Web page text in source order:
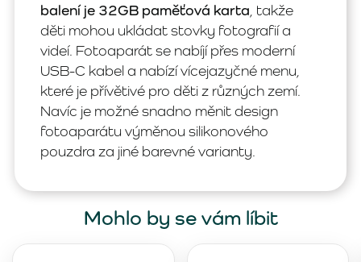
balení je 32GB paměťová karta , takže
děti mohou ukládat stovky fotografií a
videí. Fotoaparát se nabíjí přes moderní
USB-C kabel a nabízí vícejazyčné menu,
které je přívětivé pro děti z různých zemí.
Navíc je možné snadno měnit design
fotoaparátu výměnou silikonového
pouzdra za jiné barevné varianty.
Mohlo by se vám líbit